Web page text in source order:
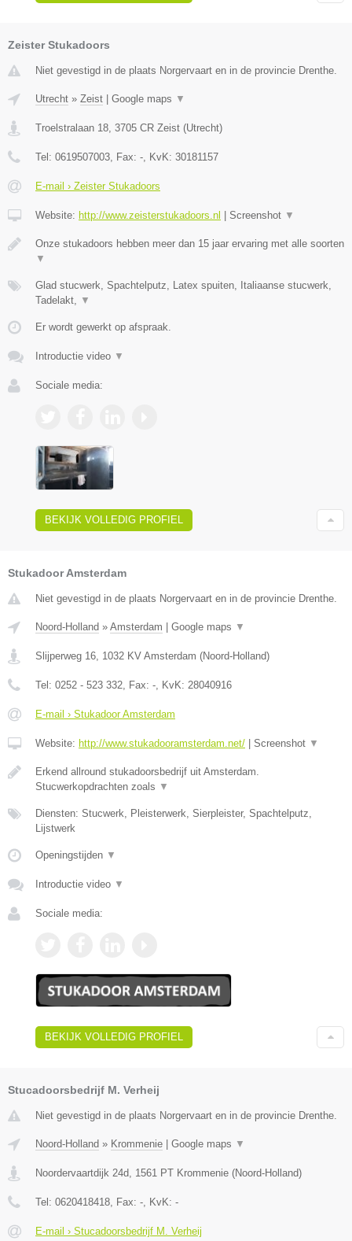
Zeister Stukadoors
Niet gevestigd in de plaats Norgervaart en in de provincie Drenthe.
Utrecht » Zeist Google maps ▼
Troelstralaan 18 3705 CR Zeist (Utrecht)
Tel: 0619507003 , Fax: - , KvK: 30181157
E-mail › Zeister Stukadoors
Website: http://www.zeisterstukadoors.nl Screenshot ▼
Onze stukadoors hebben meer dan 15 jaar ervaring met alle soorten
▼
Glad stucwerk, Spachtelputz, Latex spuiten, Italiaanse stucwerk,
Tadelakt,
▼
Er wordt gewerkt op afspraak.
Introductie video ▼
Sociale media:
BEKIJK VOLLEDIG PROFIEL
Stukadoor Amsterdam
Niet gevestigd in de plaats Norgervaart en in de provincie Drenthe.
Noord-Holland » Amsterdam | Google maps ▼
Slijperweg 16 1032 KV Amsterdam (Noord-Holland)
Tel: 0252 - 523 332 , Fax: - , KvK: 28040916
E-mail › Stukadoor Amsterdam
Website: http://www.stukadooramsterdam.net/ | Screenshot ▼
Erkend allround stukadoorsbedrijf uit Amsterdam.
Stucwerkopdrachten zoals ▼
Diensten: Stucwerk, Pleisterwerk, Sierpleister, Spachtelputz,
Lijstwerk
Openingstijden ▼
Introductie video ▼
Sociale media:
BEKIJK VOLLEDIG PROFIEL
Stucadoorsbedrijf M. Verheij
Niet gevestigd in de plaats Norgervaart en in de provincie Drenthe.
Noord-Holland » Krommenie Google maps ▼
Noordervaartdijk 24d, 1561 PT Krommenie (Noord-Holland)
Tel: 0620418418, Fax: -, KvK: -
E-mail › Stucadoorsbedrijf M. Verheij